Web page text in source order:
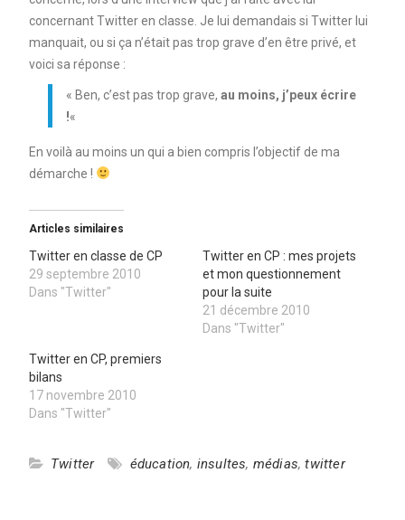
concernant Twitter en classe. Je lui demandais si Twitter lui
manquait, ou si ça n’était pas trop grave d’en être privé, et
voici sa réponse :
« Ben, c’est pas trop grave, au moins, j’peux écrire
!«
En voilà au moins un qui a bien compris l’objectif de ma
démarche !
Articles similaires
Twitter en classe de CP
29 septembre 2010
Dans "Twitter"
Twitter en CP : mes projets
et mon questionnement
pour la suite
21 décembre 2010
Dans "Twitter"
Twitter en CP, premiers
bilans
17 novembre 2010
Dans "Twitter"
Twitter éducation, insultes, médias,twitter